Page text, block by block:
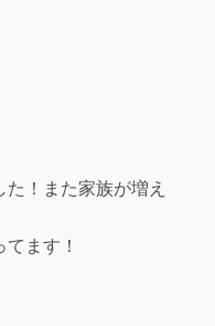
！また家族が増え
ます！